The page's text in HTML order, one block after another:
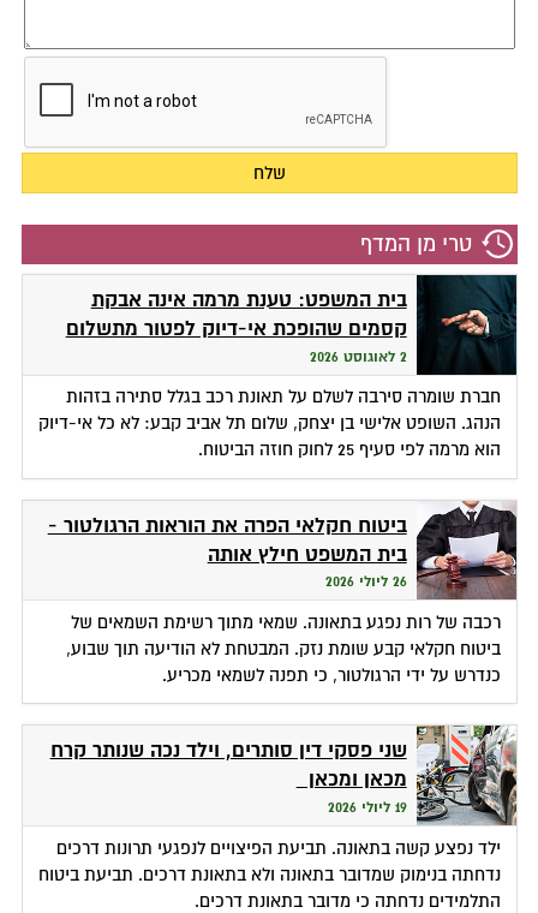
טרי מן המדף
בית המשפט: טענת מרמה אינה אבקת
קסמים שהופכת אי-דיוק לפטור מתשלום
2 לאוגוסט 2026
חברת שומרה סירבה לשלם על תאונת רכב בגלל סתירה בזהות
הנהג. השופט אלישי בן יצחק, שלום תל אביב קבע: לא כל אי-דיוק
הוא מרמה לפי סעיף 25 לחוק חוזה הביטוח.
ביטוח חקלאי הפרה את הוראות הרגולטור -
בית המשפט חילץ אותה
26 ליולי 2026
רכבה של רות נפגע בתאונה. שמאי מתוך רשימת השמאים של
ביטוח חקלאי קבע שומת נזק. המבטחת לא הודיעה תוך שבוע,
כנדרש על ידי הרגולטור, כי תפנה לשמאי מכריע.
שני פסקי דין סותרים, וילד נכה שנותר קרח
מכאן ומכאן
19 ליולי 2026
ילד נפצע קשה בתאונה. תביעת הפיצויים לנפגעי תרונות דרכים
נדחתה בנימוק שמדובר בתאונה ולא בתאונת דרכים. תביעת ביטוח
התלמידים נדחתה כי מדובר בתאונת דרכים.